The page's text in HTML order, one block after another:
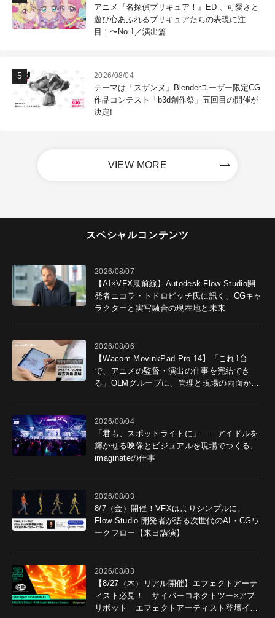
アニメ『名探偵プリキュア！』ED 、可愛さと
遊び心あふれるプリキュアたちの表現に注
目！〜No.1／演出篇
2026/08/04
テーマは「スザンヌ」Blenderユーザー限定CG
作品コンテスト「b3d創作祭」五回目の開催が
決定!
VIEW MORE
スペシャルコンテンツ
2026/08/07
【AI×VFX最前線】Autodesk Flow Studio開
発者ニコラ・トドロビッチ氏に訊く、CGキャ
ラクターと実写融合の現在地と未来
2026/08/06
【Wacom MovinkPad Pro 14】「これ1台
で、アニメの監督・演出の仕事を完結でき
る」OLMグループに、管理と現場の両面から
2026/08/04
「君も、スポットライトに」――アイドルを
輝かせる映像とビジュアルを現場でつくる、
imaginateの仕事
2026/08/03
8/7（金）開催！VFXはよりシンプルに。
Flow Studio 開発者が語る次世代のAI・CGワ
ークフロー【来日講演】
2026/08/03
【8/27（木）リアル開催】エフェクトアーテ
ィスト必見！ サイバーコネクトツー×アプ
リボット エフェクトアーティスト登壇イベ